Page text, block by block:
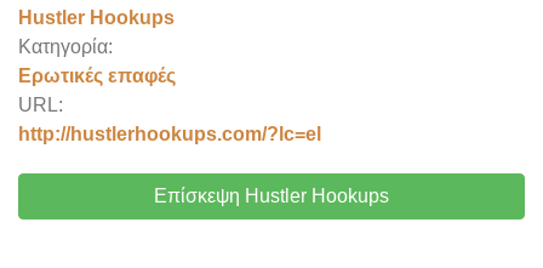
Hustler Hookups
Κατηγορία:
Ερωτικές επαφές
URL:
http://hustlerhookups.com/?lc=el
Επίσκεψη Hustler Hookups